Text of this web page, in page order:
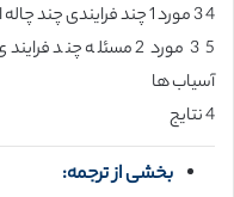
4 3 مورد 1 چند فرایندی چند چاله ای
5 3 مورد 2 مسئله چند
آسیاب ها
4 نتایج
بخشی از ترجمه: